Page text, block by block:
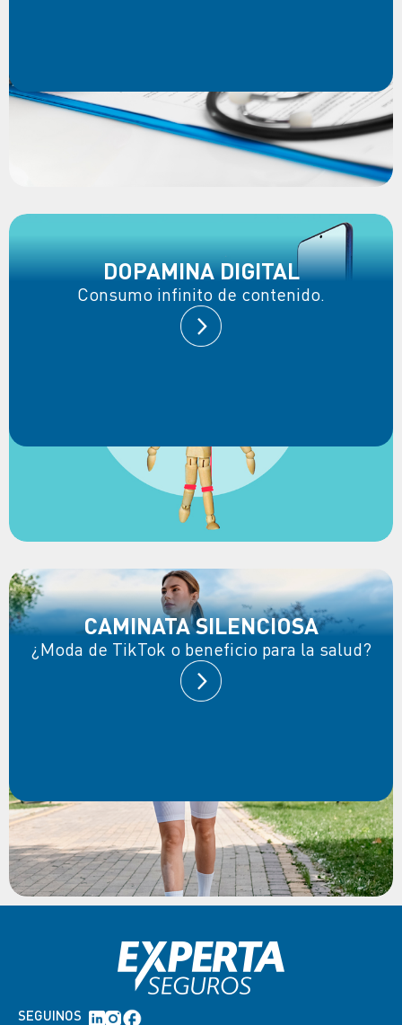
DOPAMINA DIGITAL
Consumo infinito de contenido.
CAMINATA SILENCIOSA
¿Moda de TikTok o beneficio para la salud?
SEGUINOS